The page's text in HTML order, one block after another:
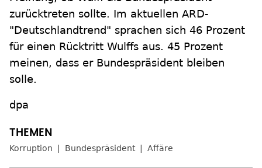
zurücktreten sollte. Im aktuellen ARD-
"Deutschlandtrend" sprachen sich 46 Prozent
für einen Rücktritt Wulffs aus. 45 Prozent
meinen, dass er Bundespräsident bleiben
solle.
dpa
Korruption Bundespräsident Affäre